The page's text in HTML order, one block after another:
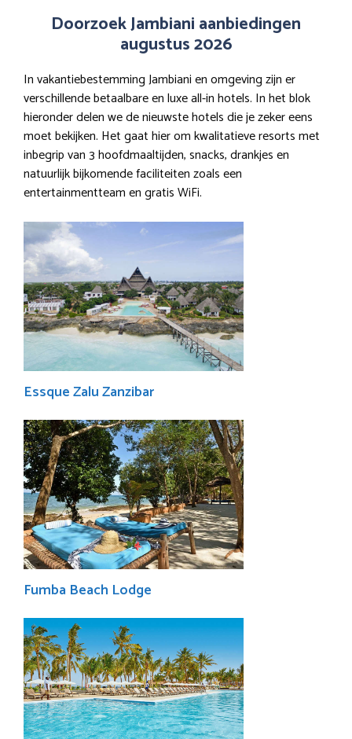
Doorzoek Jambiani aanbiedingen
augustus 2026
In vakantiebestemming Jambiani en omgeving zijn er
verschillende betaalbare en luxe all-in hotels. In het blok
hieronder delen we de nieuwste hotels die je zeker eens
moet bekijken. Het gaat hier om kwalitatieve resorts met
inbegrip van 3 hoofdmaaltijden, snacks, drankjes en
natuurlijk bijkomende faciliteiten zoals een
entertainmentteam en gratis WiFi.
Essque Zalu Zanzibar
Fumba Beach Lodge